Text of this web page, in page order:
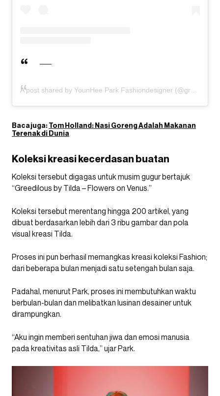
A post shared by YounHee Park Fashiondesigner (@greedilous)
Baca juga:Tom Holland: Nasi Goreng Adalah Makanan
Terenak di Dunia
Koleksi kreasi kecerdasan buatan
Koleksi tersebut digagas untuk musim gugur bertajuk
“Greedilous by Tilda – Flowers on Venus.”
Koleksi tersebut merentang hingga 200 artikel, yang
dibuat berdasarkan lebih dari 3 ribu gambar dan pola
visual kreasi Tilda.
Proses ini pun berhasil memangkas kreasi koleksi Fashion;
dari beberapa bulan menjadi satu setengah bulan saja.
Padahal, menurut Park, proses ini membutuhkan waktu
berbulan-bulan dan melibatkan lusinan desainer untuk
dirampungkan.
“Aku ingin memberi sentuhan jiwa dan emosi manusia
pada kreativitas asli Tilda,” ujar Park.